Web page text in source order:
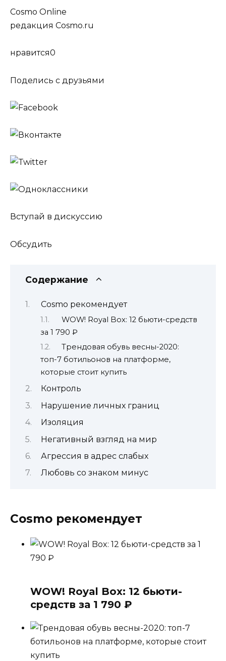
Cosmo Online
редакция Cosmo.ru
нравится0
Поделись с друзьями
Вступай в дискуссию
Обсудить
Содержание
Cosmo рекомендует
WOW! Royal Box: 12 бьюти-средств
за 1 790 ₽
Трендовая обувь весны-2020:
топ-7 ботильонов на платформе,
которые стоит купить
Контроль
Нарушение личных границ
Изоляция
Негативный взгляд на мир
Агрессия в адрес слабых
Любовь со знаком минус
Cosmo рекомендует
WOW! Royal Box: 12 бьюти-
средств за 1 790 ₽